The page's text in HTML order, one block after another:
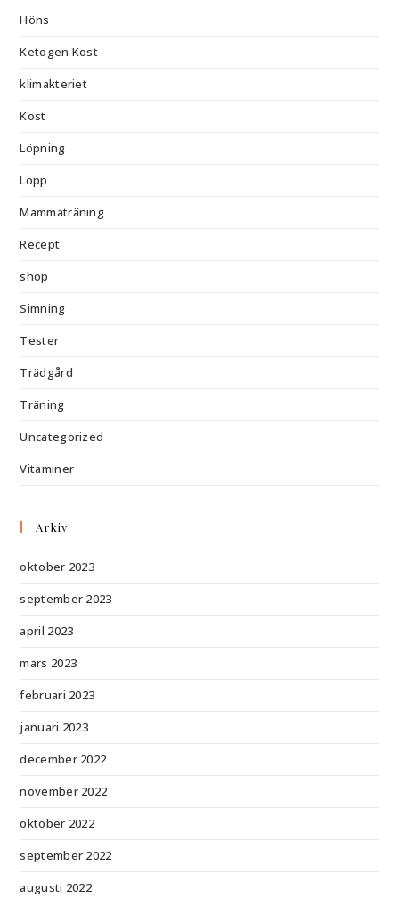
Höns
Ketogen Kost
klimakteriet
Kost
Löpning
Lopp
Mammaträning
Recept
shop
Simning
Tester
Trädgård
Träning
Uncategorized
Vitaminer
Arkiv
oktober 2023
september 2023
april 2023
mars 2023
februari 2023
januari 2023
december 2022
november 2022
oktober 2022
september 2022
augusti 2022